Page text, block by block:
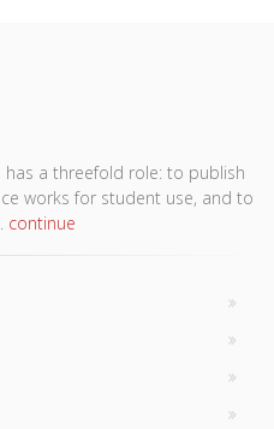
has a threefold role: to publish
works for student use, and to
continue